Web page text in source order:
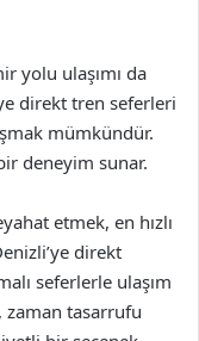
yolu ulaşımı da
direkt tren seferleri
mümkündür.
deneyim sunar.
etmek, en hızlı
direkt
seferlerle ulaşım
zaman tasarrufu